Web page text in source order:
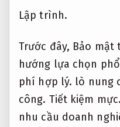
Lập trình.
Trước đây, Bảo mật
hướng lựa chọn
phí hợp lý. lò nung
công. Tiết kiệm mực.
nhu cầu doanh